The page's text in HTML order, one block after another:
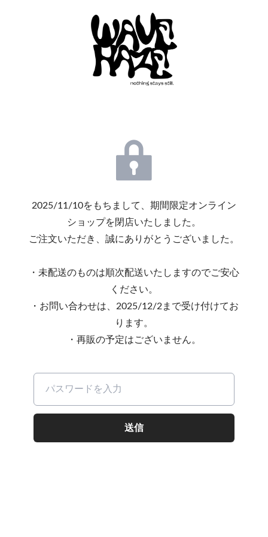
2025/11/10をもちまして、期間限定オンライン
ショップを閉店いたしました。
ご注文いただき、誠にありがとうございました。
・未配送のものは順次配送いたしますのでご安心
ください。
・お問い合わせは、2025/12/2まで受け付けてお
ります。
・再販の予定はございません。